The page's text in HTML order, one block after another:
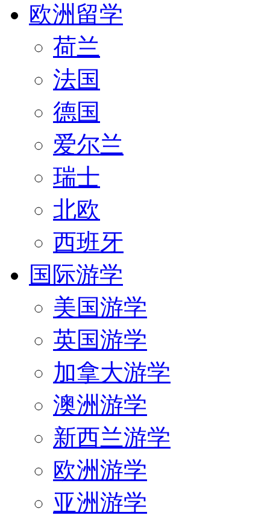
欧洲留学
荷兰
法国
德国
爱尔兰
瑞士
北欧
西班牙
国际游学
美国游学
英国游学
加拿大游学
澳洲游学
新西兰游学
欧洲游学
亚洲游学